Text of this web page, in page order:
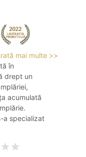
mai multe >>
în
drept un
acumulată
a specializat